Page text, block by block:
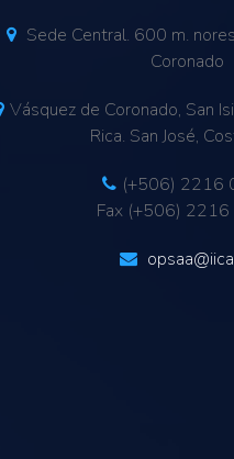
Sede Central. 600 m.
Coronado
Vásquez de Coronado, San
Rica. San José,
(+506) 2216
Fax (+506)